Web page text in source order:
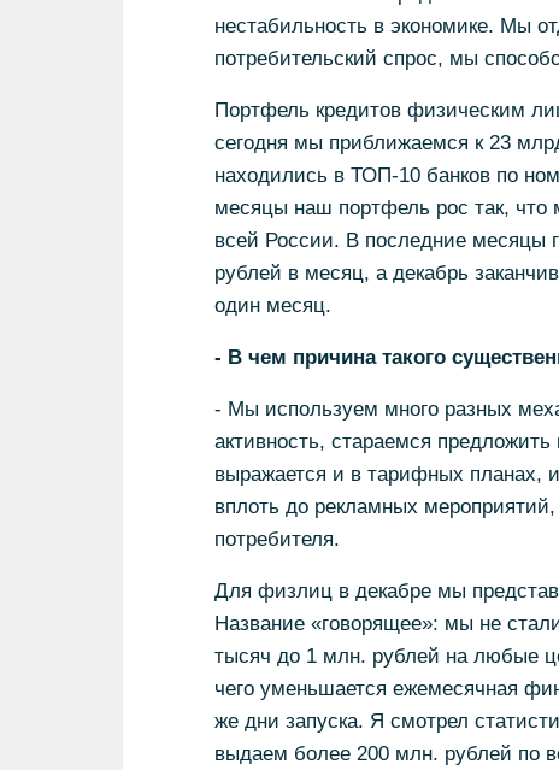
нестабильность в экономике. Мы
потребительский спрос, мы
Портфель кредитов физическим
сегодня мы приближаемся к 23
находились в ТОП-10 банков по
месяцы наш портфель рос так, что
всей России. В последние месяцы
рублей в месяц, а декабрь
один месяц.
- В чем причина такого
- Мы используем много разных
активность, стараемся
выражается и в тарифных планах,
вплоть до рекламных
потребителя.
Для физлиц в декабре мы
Название «говорящее»: мы не
тысяч до 1 млн. рублей на любые
чего уменьшается ежемесячная
же дни запуска. Я смотрел
выдаем более 200 млн. рублей по